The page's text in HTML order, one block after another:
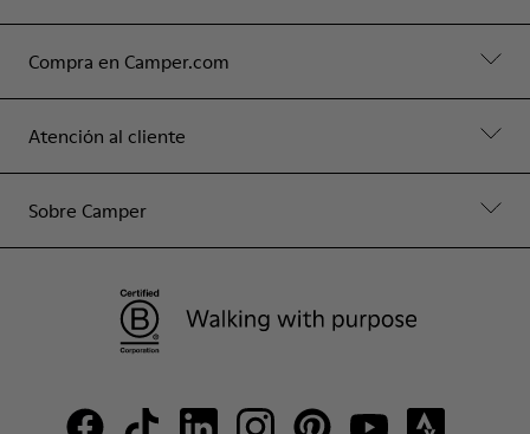
Compra en Camper.com
Atención al cliente
Sobre Camper